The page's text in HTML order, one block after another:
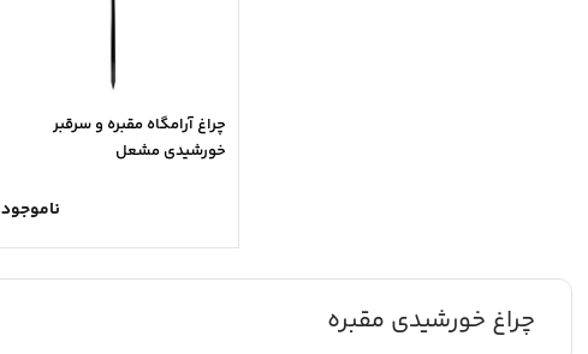
چراغ آرامگاه مقبره و سرقبر
خورشیدی مشعل
ناموجود
چراغ خورشیدی مقبره